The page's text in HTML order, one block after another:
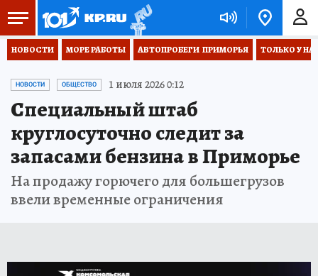
НОВОСТИ МОРЕ РАБОТЫ АВТОПРОБЕГИ  ПРИМОРЬЯ ТОЛЬКО У
НОВОСТИ ОБЩЕСТВО 1 июля 2026 0:12
Специальный штаб
круглосуточно следит за
запасами бензина в Приморье
На продажу горючего для большегрузов
ввели временные ограничения